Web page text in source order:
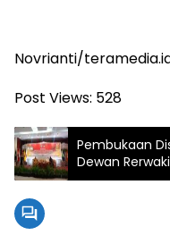
Novrianti/
Post Views: 528
Pembukaan
Dewan